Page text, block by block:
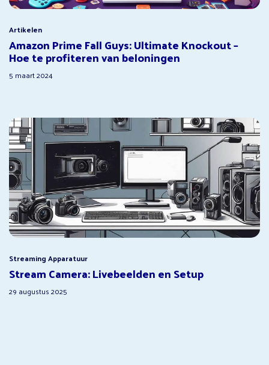
Artikelen
Amazon Prime Fall Guys: Ultimate Knockout –
Hoe te profiteren van beloningen
5 maart 2024
Streaming Apparatuur
Stream Camera: Livebeelden en Setup
29 augustus 2025